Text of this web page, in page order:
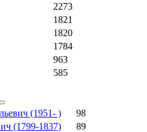
2273
1821
1820
1784
963
585
(1951- )
98
(1799-1837)
89